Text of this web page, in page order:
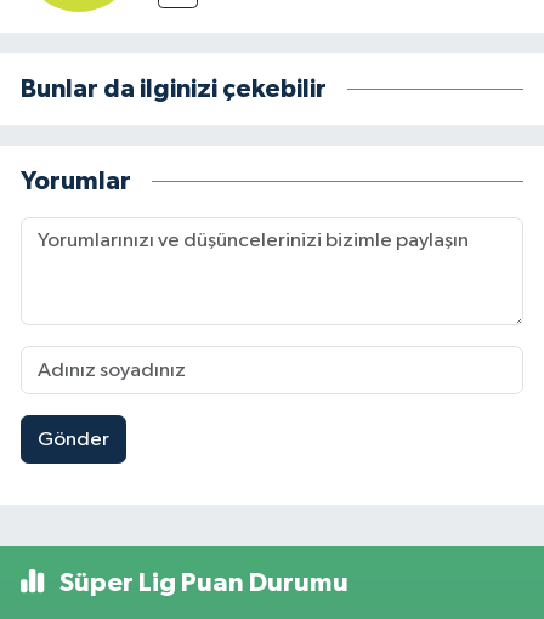
Bunlar da ilginizi çekebilir
Yorumlar
Gönder
Süper Lig Puan Durumu